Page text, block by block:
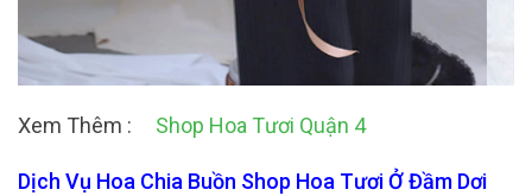
Xem Thêm : Shop Hoa Tươi Quận 4
Dịch Vụ Hoa Chia Buồn Shop Hoa Tươi Ở Đầm Dơi